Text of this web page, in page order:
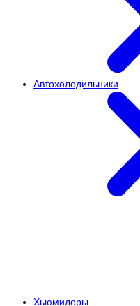
Автохолодильники
Хьюмидоры